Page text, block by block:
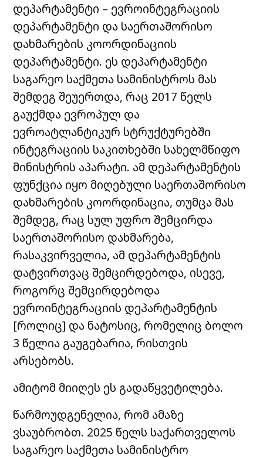
დეპარტამენტი – ევროინტეგრაციის
დეპარტამენტი და საერთაშორისო
დახმარების კოორდინაციის
დეპარტამენტი. ეს დეპარტამენტი
საგარეო საქმეთა სამინისტროს მას
შემდეგ შეუერთდა, რაც 2017 წელს
გაუქმდა ევროპულ და
ევროატლანტიკურ სტრუქტურებში
ინტეგრაციის საკითხებში სახელმწიფო
მინისტრის აპარატი. ამ დეპარტამენტის
ფუნქცია იყო მიღებული საერთაშორისო
დახმარების კოორდინაცია, თუმცა მას
შემდეგ, რაც სულ უფრო შემცირდა
საერთაშორისო დახმარება,
რასაკვირველია, ამ დეპარტამენტის
დატვირთვაც შემცირდებოდა, ისევე,
როგორც შემცირდებოდა
ევროინტეგრაციის დეპარტამენტის
[როლიც] და ნატოსიც, რომელიც ბოლო
3 წელია გაუგებარია, რისთვის
არსებობს.
ამიტომ მიიღეს ეს გადაწყვეტილება.
წარმოუდგენელია, რომ ამაზე
ვსაუბრობთ. 2025 წელს საქართველოს
საგარეო საქმეთა სამინისტრო